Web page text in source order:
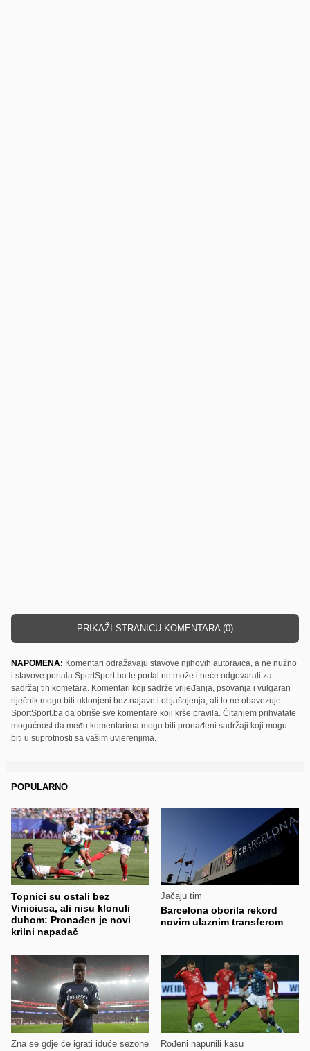
PRIKAŽI STRANICU KOMENTARA (0)
NAPOMENA: Komentari odražavaju stavove njihovih autora/ica, a ne nužno
i stavove portala SportSport.ba te portal ne može i neće odgovarati za
sadržaj tih kometara. Komentari koji sadrže vrijeđanja, psovanja i vulgaran
riječnik mogu biti uklonjeni bez najave i objašnjenja, ali to ne obavezuje
SportSport.ba da obriše sve komentare koji krše pravila. Čitanjem prihvatate
mogućnost da među komentarima mogu biti pronađeni sadržaji koji mogu
biti u suprotnosti sa vašim uvjerenjima.
POPULARNO
Topnici su ostali bez
Viniciusa, ali nisu klonuli
duhom: Pronađen je novi
krilni napadač
Jačaju tim
Barcelona oborila rekord
novim ulaznim transferom
Zna se gdje će igrati iduće sezone Rođeni napunili kasu